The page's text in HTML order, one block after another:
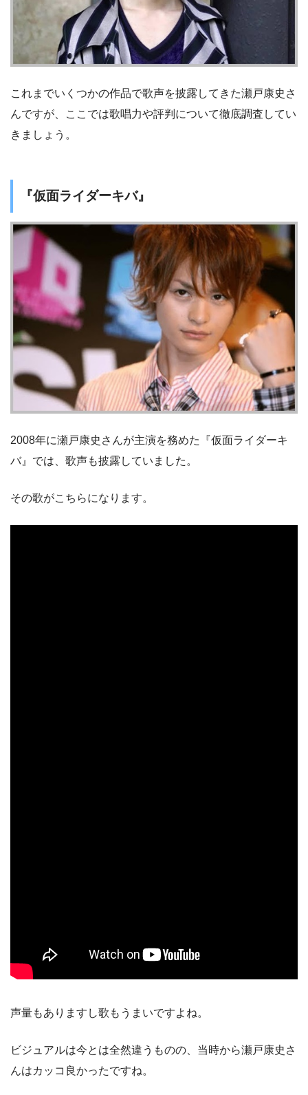
これまでいくつかの作品で歌声を披露してきた瀬戸康史さ
んですが、ここでは歌唱力や評判について徹底調査してい
きましょう。
『仮面ライダーキバ』
2008年に瀬戸康史さんが主演を務めた『仮面ライダーキ
バ』では、歌声も披露していました。
その歌がこちらになります。
声量もありますし歌もうまいですよね。
ビジュアルは今とは全然違うものの、当時から瀬戸康史さ
んはカッコ良かったですね。